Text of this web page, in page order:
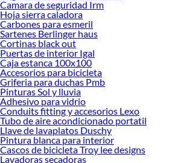
¡Visítanos y haz tus ideas realidad!
Camara de seguridad Irm
Hoja sierra caladora
Carbones para esmeril
Sartenes Berlinger haus
Cortinas black out
Puertas de interior Igal
Caja estanca 100x100
Accesorios para bicicleta
Griferia para duchas Pmb
Pinturas Sol y lluvia
Adhesivo para vidrio
Conduits fitting y accesorios Lexo
Tubo de aire acondicionado portatil
Llave de lavaplatos Duschy
Pintura blanca para interior
Cascos de bicicleta Troy lee designs
Lavadoras secadoras